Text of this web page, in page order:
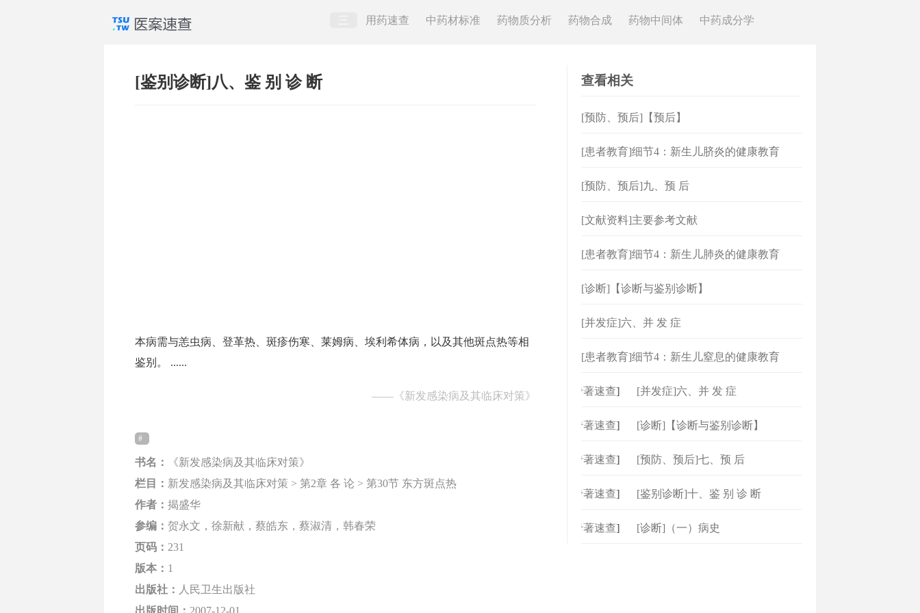
用药速查 中药材标准 药物质分析 药物合成 药物中间体 中药成分学
[鉴别诊断]八、鉴 别 诊 断
本病需与恙虫病、登革热、斑疹伤寒、莱姆病、埃利希体病，以及其他斑点热等相
鉴别。 ......
—— 《新发感染病及其临床对策》
书名：
《新发感染病及其临床对策》
栏目： 新发感染病及其临床对策 > 第2章 各 论 > 第30节 东方斑点热
作者： 揭盛华
参编： 贺永文，徐新献，蔡皓东，蔡淑清，韩春荣
页码： 231
版本： 1
出版社： 人民卫生出版社
出版时间： 2007-12-01
查看相关
[预防、预后]【预后】
[患者教育]细节4：新生儿脐炎的健康教育
[预防、预后]九、预 后
[文献资料]主要参考文献
[患者教育]细节4：新生儿肺炎的健康教育
[诊断]【诊断与鉴别诊断】
[并发症]六、并 发 症
[患者教育]细节4：新生儿窒息的健康教育
专著速查] [并发症]六、并 发 症
专著速查] [诊断]【诊断与鉴别诊断】
专著速查] [预防、预后]七、预 后
专著速查] [鉴别诊断]十、鉴 别 诊 断
专著速查] [诊断]（一）病史